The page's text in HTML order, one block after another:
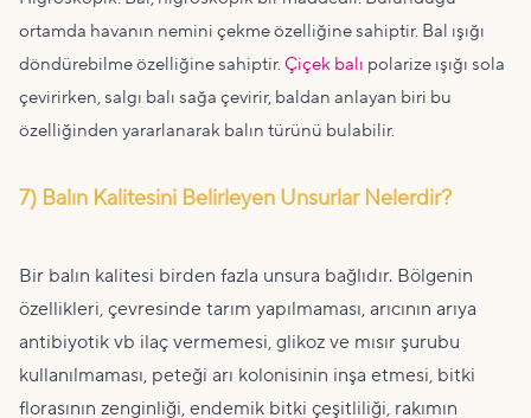
ortamda havanın nemini çekme özelliğine sahiptir. Bal ışığı
döndürebilme özelliğine sahiptir.Çiçek balı polarize ışığı sola
çevirirken, salgı balı sağa çevirir, baldan anlayan biri bu
özelliğinden yararlanarak balın türünü bulabilir.
7) Balın Kalitesini Belirleyen Unsurlar Nelerdir?
Bir balın kalitesi birden fazla unsura bağlıdır. Bölgenin
özellikleri, çevresinde tarım yapılmaması, arıcının arıya
antibiyotik vb ilaç vermemesi, glikoz ve mısır şurubu
kullanılmaması, peteği arı kolonisinin inşa etmesi, bitki
florasının zenginliği, endemik bitki çeşitliliği, rakımın